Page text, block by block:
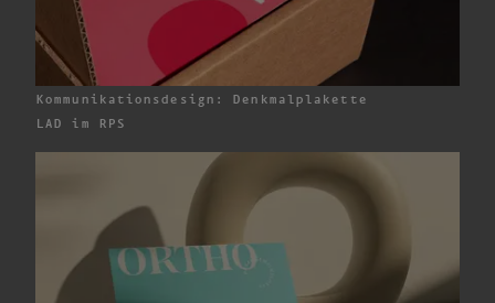
Kommunikationsdesign: Denkmalplakette
LAD im R PS